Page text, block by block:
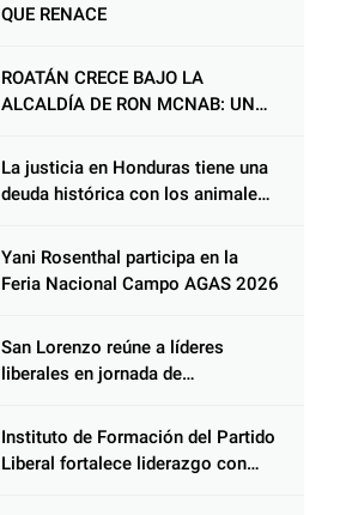
QUE RENACE
ROATÁN CRECE BAJO LA
ALCALDÍA DE RON MCNAB: UN
COMUNIDAD Y DEL PARTIDO
LIBERAL
La justicia en Honduras tiene una
deuda histórica con los animales,
peso de la ley al responsable de
Choloma es consolidar un Estado
que protege al verdugo y
Yani Rosenthal participa en la
Feria Nacional Campo AGAS 2026
San Lorenzo reúne a líderes
liberales en jornada de
Instituto de Formación del Partido
Liberal fortalece liderazgo con